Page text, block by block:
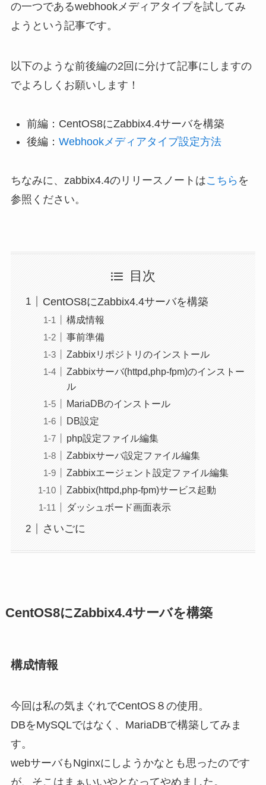
の一つであるwebhookメディアタイプを試してみ
ようという記事です。
以下のような前後編の2回に分けて記事にしますの
でよろしくお願いします！
前編：CentOS8にZabbix4.4サーバを構築
後編： Webhookメディアタイプ設定方法
ちなみに、zabbix4.4のリリースノートはこちら を
参照ください。
目次
CentOS8にZabbix4.4サーバを構築
構成情報
事前準備
Zabbixリポジトリのインストール
Zabbixサーバ(httpd,php-fpm)のインストー
ル
MariaDBのインストール
DB設定
php設定ファイル編集
Zabbixサーバ設定ファイル編集
Zabbixエージェント設定ファイル編集
Zabbix(httpd,php-fpm)サービス起動
ダッシュボード画面表示
さいごに
CentOS8にZabbix4.4サーバを構築
構成情報
今回は私の気まぐれでCentOS８の使用。
DBをMySQLではなく、MariaDBで構築してみま
す。
webサーバもNginxにしようかなとも思ったのです
が、そこはまぁいいやとなってやめました。